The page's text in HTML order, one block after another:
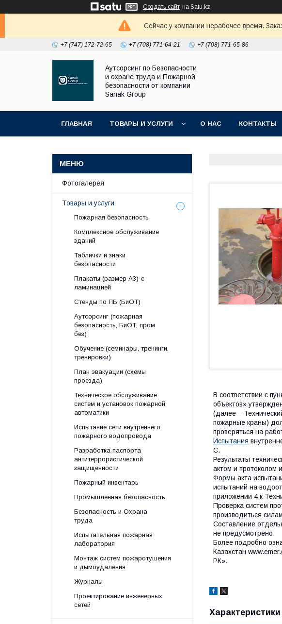
Создать сайт на Satu.kz
Сейчас у компании нерабочее время.
+7 (747) 172-72-65 +7 (708) 771-64-21 +7 (708) 771-65-86
Аутсорсинг по Безопасности
и охране труда и Пожарной
безопасности от компании
Sanak Group
ГЛАВНАЯ ТОВАРЫ И УСЛУГИ О НАС КОНТАКТЫ
В соответствии с
объектов»
(далее –
пожарные краны)
проверяться на
Испытания
С.
Результаты
актом и протоколом
Формы акта
испытаний на
приложении 4 к
Проверка систем
производиться
Составление
не предусмотрено.
Более подробно
Казахстан
РК».
Характеристики
Фотогалерея
Товары и услуги
Пожарная безопасность
Комплексное обслуживание
зданий
Таблички и знаки
безопасности
Плакаты (размер А3)-с
ламинацией
Стенды по ПБ (БиОТ)
Аутсорсинг (пожарная
безопасность, БиОТ, пром
без)
Обучение (семинары, тренинги,
тренировки)
План эвакуации (схемы
проезда)
Техническое обслуживание
систем и установок пожарной
автоматики
Испытание сети внутреннего
пожарного водопровода
Разработка паспорта
антитеррористической
защищенности
Пожарный инвентарь
Промышленная безопасность
Безопасность и Охрана
труда
Испытательная пожарная
лаборатория
Монтаж систем пожаротушения
и дымоудаления
Журналы
Проектирование инженерных
сетей